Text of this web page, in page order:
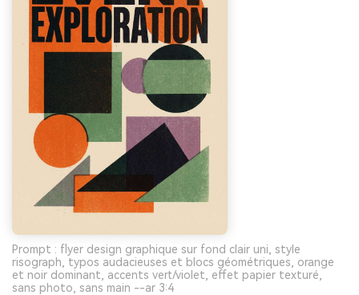
Prompt : flyer design graphique sur fond clair uni, style
risograph, typos audacieuses et blocs géométriques, orange
et noir dominant, accents vert/violet, effet papier texturé,
sans photo, sans main --ar 3:4